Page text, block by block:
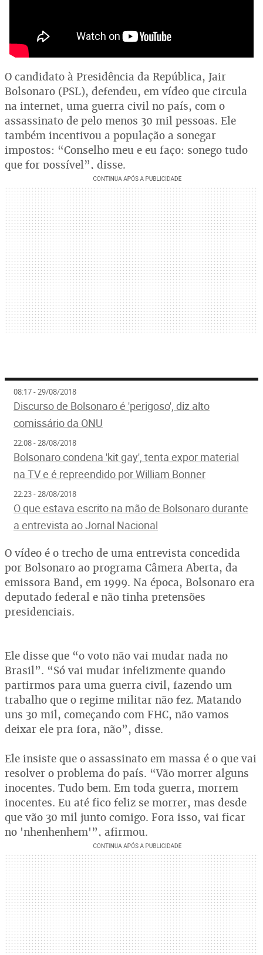
O candidato à Presidência da República, Jair
Bolsonaro (PSL), defendeu, em vídeo que circula
na internet, uma guerra civil no país, com o
assassinato de pelo menos 30 mil pessoas. Ele
também incentivou a população a sonegar
impostos: “Conselho meu e eu faço: sonego tudo
que for possível”, disse.
08:17 - 29/08/2018
Discurso de Bolsonaro é 'perigoso', diz alto
comissário da ONU
22:08 - 28/08/2018
Bolsonaro condena 'kit gay', tenta expor material
na TV e é repreendido por William Bonner
22:23 - 28/08/2018
O que estava escrito na mão de Bolsonaro durante
a entrevista ao Jornal Nacional
O vídeo é o trecho de uma entrevista concedida
por Bolsonaro ao programa Câmera Aberta, da
emissora Band, em 1999. Na época, Bolsonaro era
deputado federal e não tinha pretensões
presidenciais.
Ele disse que “o voto não vai mudar nada no
Brasil”. “Só vai mudar infelizmente quando
partirmos para uma guerra civil, fazendo um
trabalho que o regime militar não fez. Matando
uns 30 mil, começando com FHC, não vamos
deixar ele pra fora, não”, disse.
Ele insiste que o assassinato em massa é o que vai
resolver o problema do país. “Vão morrer alguns
inocentes. Tudo bem. Em toda guerra, morrem
inocentes. Eu até fico feliz se morrer, mas desde
que vão 30 mil junto comigo. Fora isso, vai ficar
no 'nhenhenhem'”, afirmou.